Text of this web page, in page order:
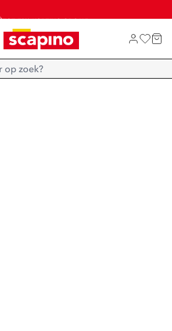
TOT 70% KORTING OP SALE
SALE: LAATSTE KANS!
SHOP NIEUW
Home